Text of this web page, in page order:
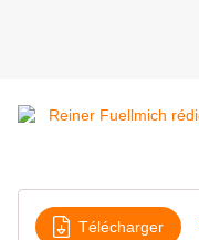
Télécharger